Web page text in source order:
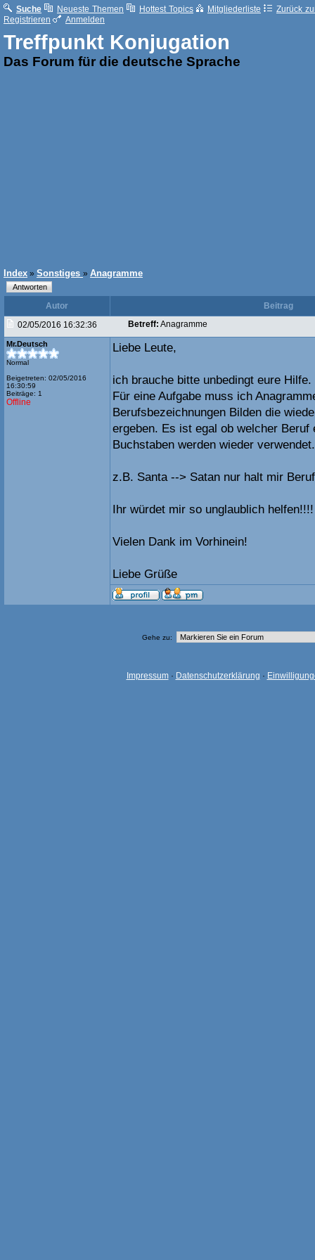
Suche Neueste Themen Hottest Topics Mitgliederliste
Zurück
Registrieren
Anmelden
Treffpunkt Konjugation
Das Forum für die deutsche Sprache
Index » Sonstiges » Anagramme
Autor
Beitrag
02/05/2016 16:32:36
Betreff: Anagramme
Mr.Deutsch
Normal
Beigetreten: 02/05/2016
16:30:59
Beiträge: 1
Offline
Liebe Leute,
ich brauche bitte unbedingt eure Hilfe.
Für eine Aufgabe muss ich
Berufsbezeichnungen Bilden die
ergeben. Es ist egal ob welcher Beruf
Buchstaben werden wieder verwendet.
z.B. Santa --> Satan nur halt mir
Ihr würdet mir so unglaublich helfen!!!!
Vielen Dank im Vorhinein!
Liebe Grüße
Gehe zu:
Impressum· Datenschutzerklärung ·